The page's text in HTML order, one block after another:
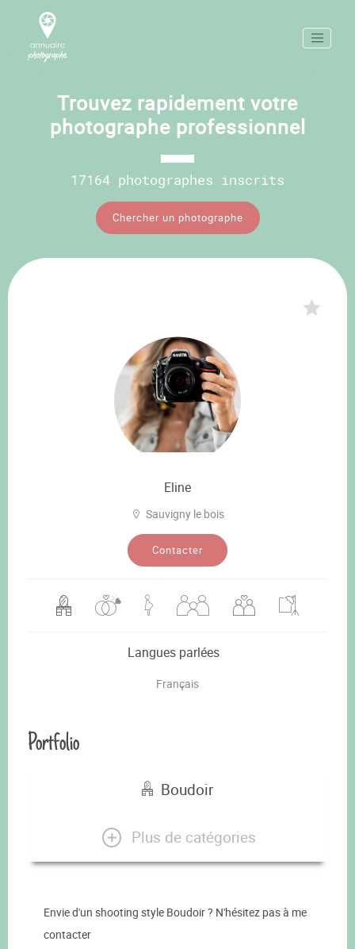
Trouvez rapidement votre
photographe professionnel
17164 photographes inscrits
Chercher un photographe
Eline
Sauvigny le bois
Contacter
Langues parlées
Français
Portfolio
Boudoir
Plus de catégories
Envie d'un shooting style Boudoir ? N'hésitez pas à me
contacter